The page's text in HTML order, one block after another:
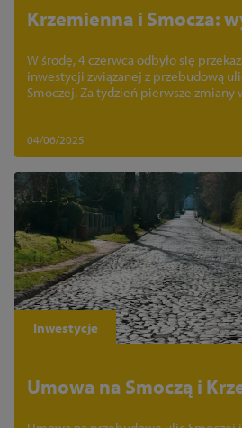
Krzemienna i Smocza:
W środę, 4 czerwca odbyło się
inwestycji związanej z przebudową
Smoczej. Za tydzień pierwsze zmiany
04/06/2025
Inwestycje
Umowa na Smoczą i